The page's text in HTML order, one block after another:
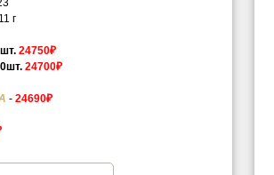
г
24750₽
24700₽
- 24690₽